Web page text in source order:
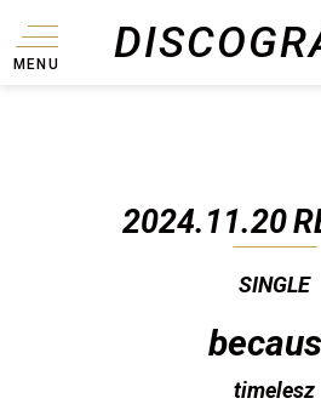
MENU
2024.11.20
SINGLE
timelesz